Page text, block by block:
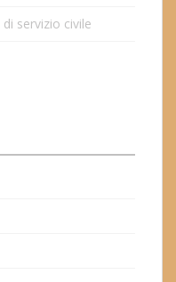
servizio civile